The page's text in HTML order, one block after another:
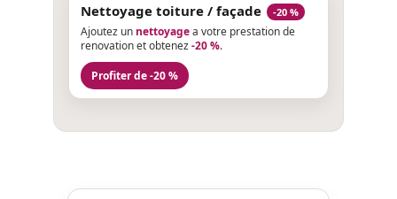
Nettoyage toiture / façade -20 %
Ajoutez un nettoyagea votre prestation de
renovation et obtenez-20 %.
Profiter de -20 %